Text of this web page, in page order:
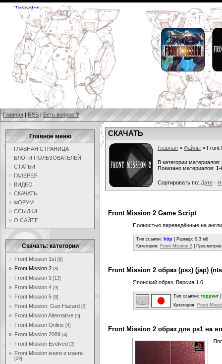
Главная | RSS | Есть вопрос ?
Главное меню
ГЛАВНАЯ СТРАНИЦА
БЛОГИ ПОЛЬЗОВАТЕЛЕЙ
СТАТЬИ
ГАЛЕРЕЯ
ВИДЕО
СКАЧАТЬ
ФОРУМ
ССЫЛКИ
О САЙТЕ
Скачать: категории
Front Mission 1st [9]
Front Mission 2 [8]
Front Mission 3 [13]
Front Mission 4 [9]
Front Mission 5 [8]
Front Mission: Gun Hazard [5]
Front Mission Alternative [5]
Front Mission Online [4]
Front Mission 2089 [4]
Front Mission Evolved [3]
Front Mission книги и манга
[29]
СКАЧАТЬ
Главная » Файлы » Front
В категории материалов:
Показано материалов: 1-
Сортировать по: Дате ·
Front Mission 2 Game Script
Полностью переведённые на
Тип ссылки: http
| Размер: 0.3 мб
Категория: Front Mission 2 |
Front Mission 2 образ (psx) (jap)
Японский образ. Версия 1.0
Тип ссылки: торрент
Категория: Front
Front Mission 2 образ для ps1 на